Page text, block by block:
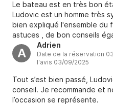
Le bateau est en très bon
Ludovic est un homme très
bien expliqué l'ensemble
astuces , de bon conseils
ballade que nous avions
A
Adrien
Date de la réservation
l'avis 03/09/2025
Tout s’est bien passé,
conseil. Je recommande et
l’occasion se représente.